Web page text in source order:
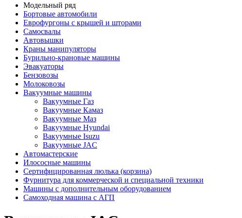
Модельный ряд
Бортовые автомобили
Еврофургоны с крышей и шторами
Самосвалы
Автовышки
Краны манипуляторы
Бурильно-крановые машины
Эвакуаторы
Бензовозы
Молоковозы
Вакуумные машины
Вакуумные Газ
Вакуумные Камаз
Вакуумные Маз
Вакуумные Hyundai
Вакуумные Isuzu
Вакуумные JAC
Автомастерские
Илососные машины
Сертифицированная люлька (корзина)
Фурнитура для коммерческой и специальной техники
Машины с дополнительным оборудованием
Самоходная машина с АГП